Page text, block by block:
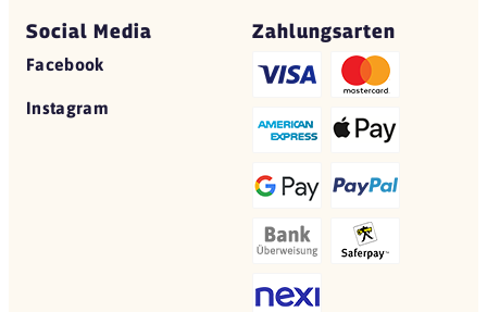
Social Media
Facebook
Instagram
Zahlungsarten